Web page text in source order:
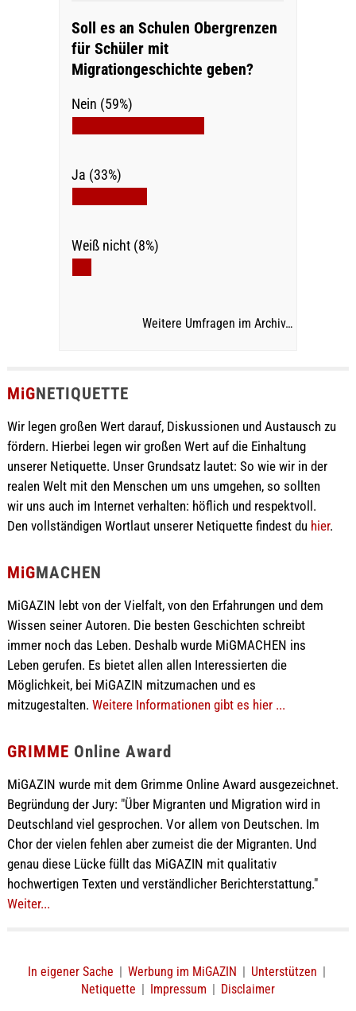
Soll es an Schulen Obergrenzen
für Schüler mit
Migrationgeschichte geben?
Nein (59%)
Ja (33%)
Weiß nicht (8%)
Weitere Umfragen im Archiv…
MiGNETIQUETTE
Wir legen großen Wert darauf, Diskussionen und Austausch zu
fördern. Hierbei legen wir großen Wert auf die Einhaltung
unserer Netiquette. Unser Grundsatz lautet: So wie wir in der
realen Welt mit den Menschen um uns umgehen, so sollten
wir uns auch im Internet verhalten: höflich und respektvoll.
Den vollständigen Wortlaut unserer Netiquette findest du hier.
MiGMACHEN
MiGAZIN lebt von der Vielfalt, von den Erfahrungen und dem
Wissen seiner Autoren. Die besten Geschichten schreibt
immer noch das Leben. Deshalb wurde MiGMACHEN ins
Leben gerufen. Es bietet allen allen Interessierten die
Möglichkeit, bei MiGAZIN mitzumachen und es
mitzugestalten. Weitere Informationen gibt es hier ...
GRIMME Online Award
MiGAZIN wurde mit dem Grimme Online Award ausgezeichnet.
Begründung der Jury: "Über Migranten und Migration wird in
Deutschland viel gesprochen. Vor allem von Deutschen. Im
Chor der vielen fehlen aber zumeist die der Migranten. Und
genau diese Lücke füllt das MiGAZIN mit qualitativ
hochwertigen Texten und verständlicher Berichterstattung."
Weiter...
In eigener Sache | Werbung im MiGAZIN | Unterstützen |
Netiquette | Impressum | Disclaimer